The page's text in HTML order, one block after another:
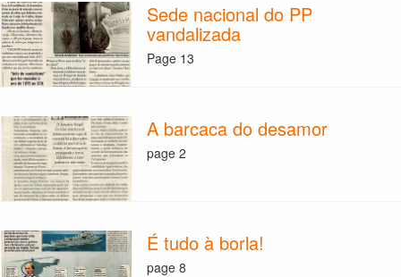
Sede nacional do PP
vandalizada
Page 13
A barcaca do desamor
page 2
É tudo à borla!
page 8